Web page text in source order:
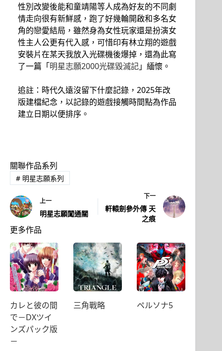
性別改變後能和童靖陽等人成為好友的不同劇
情走向很有新鮮感，跑了好幾輪開啟和多名女
角的戀愛結局，雖然身為女性玩家還是扮演女
性主人公更有代入感，可惜印有林立翔的遊戲
安裝片在某天我放入光碟機後爆掉，還為此寫
了一篇「明星志願2000光碟毀滅記」緬懷。
追註：時代久遠沒留下什麼記錄，2025年改
版建檔紀念，以記錄的遊戲接觸時間點為作品
建立日期以便排序。
關聯作品系列
#明星志願系列
上一
明星志願闖通關
下一
軒轅劍參外傳 天
之痕
更多作品
カレと彼の間
で－DXツイ
ンズパック版
－
三角戰略 ペルソナ5